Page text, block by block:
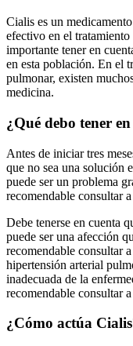
Cialis es un
efectivo en el
importante tener en
en esta población. En el
pulmonar, existen
medicina.
¿Qué debo tener
Antes de iniciar tres
que no sea una solución
puede ser un problema
recomendable consultar
Debe tenerse en cuenta
puede ser una afección
recomendable consultar
hipertensión arterial
inadecuada de la
recomendable consultar
¿Cómo actúa